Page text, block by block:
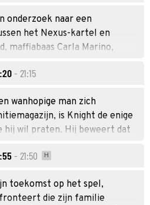
onderzoek naar een
het Nexus-kartel en
maffiabaas Carla Marino,
de tijd dringt, moet Parker
missie, maar ook zijn eigen
- 21:15
wanhopige man zich
is Knight de enige
hij wil praten. Hij beweert dat
Knight met de rechercheur
- 21:50 H
toekomst op het spel,
die zijn familie